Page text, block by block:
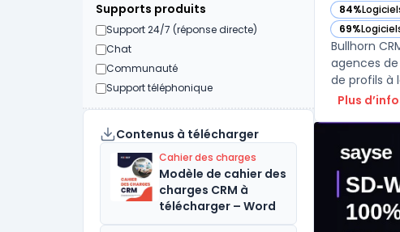
Supports produits
Support 24/7 (réponse directe)
Chat
Communauté
Support téléphonique
Contenus à télécharger
Cahier des charges
Modèle de cahier des
charges CRM à
télécharger – Word
84%
— voir
69%
— voir
Bullhorn
agences
de profils à
Plus